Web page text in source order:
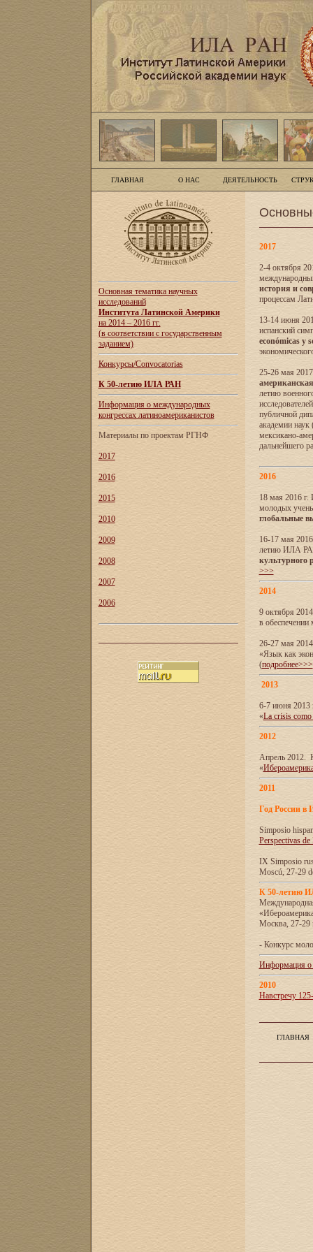
ГЛАВНАЯ О НАС ДЕЯТЕЛЬНОСТЬ
Основная тематика научных
исследований
Института Латинской Америки
на 2014 – 2016 гг.
(в соответствии с государственным
заданием)
Конкурсы/Convocatorias
К 50-летию ИЛА РАН
Информация о международных
конгрессах латиноамериканистов
Материалы по проектам РГНФ
2017
2016
2015
2010
2009
2008
2007
2006
2017
2-4 октября
история и
процессам
13-14 июня
испанский
económicas y
25-26 мая
летию
публичной
академии
мексикано-
дальнейшего
2016
18 мая 2016 г.
молодых
глобальные
16-17 мая
летию ИЛА
культурного
>>>
2014
9 октября
в обеспечении
26-27 мая
«Язык как
(подробнее>>>
2013
6-7 июня 2013
«La crisis como
2012
Апрель 2012.
«
2011
Год России в
Simposio
Perspectivas
IX Simposio
Moscú, 27-29
К 50-летию
Москва, 27-29
- Конкурс
Информация о
2010
Навстречу
ГЛАВНАЯ